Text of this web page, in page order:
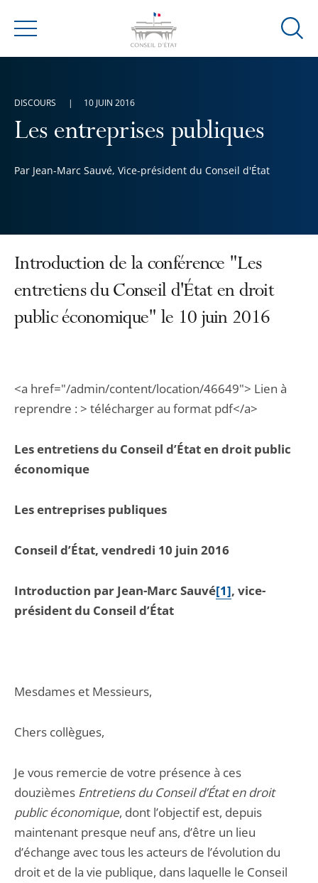
Menu
Ouvrir
Les entreprises publiques
Par Jean-Marc Sauvé, Vice-président du Conseil d'État
DISCOURS 10 JUIN 2016
Introduction de la conférence "Les
entretiens du Conseil d'État en droit
public économique" le 10 juin 2016
<a href="/admin/content/location/46649"> Lien à
reprendre : > télécharger au format pdf</a>
Les entretiens du Conseil d’État en droit public
économique
Les entreprises publiques
Conseil d’État, vendredi 10 juin 2016
Introduction par Jean-Marc Sauvé[1], vice-
président du Conseil d’État
Mesdames et Messieurs,
Chers collègues,
Je vous remercie de votre présence à ces
douzièmes Entretiens du Conseil d’État en droit
public économique, dont l’objectif est, depuis
maintenant presque neuf ans, d’être un lieu
d’échange avec tous les acteurs de l’évolution du
droit et de la vie publique, dans laquelle le Conseil